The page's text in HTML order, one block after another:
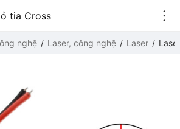
tia Cross
nghệ Laser, công nghệ Laser